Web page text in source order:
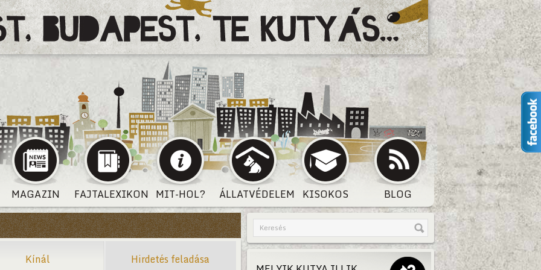
MAGAZIN FAJTALEXIKON MIT-HOL? ÁLLATVÉDELEM KISOKOS BLOG
Kínál Hirdetés feladása